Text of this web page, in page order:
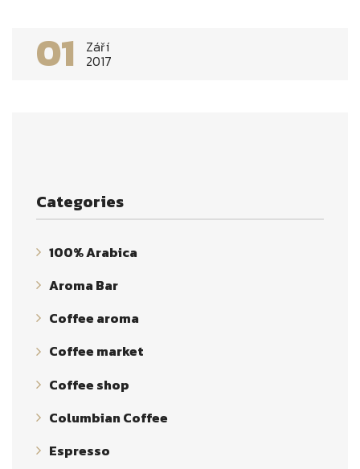
01 Září
2017
Categories
100% Arabica
Aroma Bar
Coffee aroma
Coffee market
Coffee shop
Columbian Coffee
Espresso